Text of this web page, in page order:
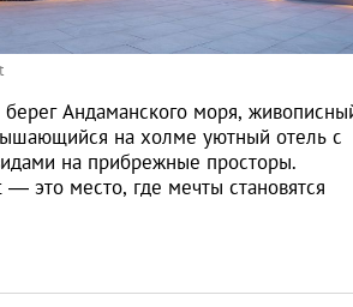
берег Андаманского моря,
на холме уютный отель с
на прибрежные просторы.
это место, где мечты становятся